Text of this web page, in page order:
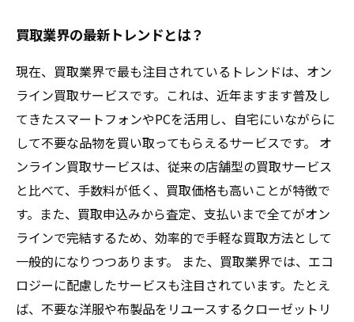
買取業界の最新トレンドとは？
現在、買取業界で最も注目されているトレンドは、オン
ライン買取サービスです。これは、近年ますます普及し
てきたスマートフォンやPCを活用し、自宅にいながらに
して不要な品物を買い取ってもらえるサービスです。 オ
ンライン買取サービスは、従来の店舗型の買取サービス
と比べて、手数料が低く、買取価格も高いことが特徴で
す。また、買取申込みから査定、支払いまで全てがオン
ラインで完結するため、効率的で手軽な買取方法として
一般的になりつつあります。 また、買取業界では、エコ
ロジーに配慮したサービスも注目されています。たとえ
ば、不要な洋服や布製品をリユースするクローゼットリ